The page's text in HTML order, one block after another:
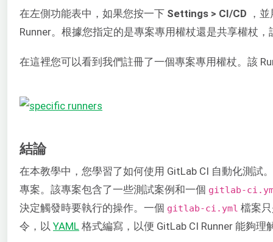
在左側功能表中，如果您按一下 Settings > CI/CD ，
Runner。根據您指定的是專案專用權杖還是共享權杖
在這裡您可以看到我們註冊了一個專案專用權杖。該
結論
在本教學中，您學習了如何使用 GitLab CI 自動化測試
專案。該專案包含了一些測試案例和一個 gitlab-
決定觸發時要執行的操作。一個 gitlab-ci.yml 檔案
令，以 YAML 格式編寫，以便 GitLab CI Runner 能夠理